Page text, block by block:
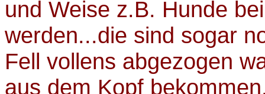
und Weise z.B. Hunde
werden...die sind sogar
Fell vollens abgezogen
aus dem Kopf